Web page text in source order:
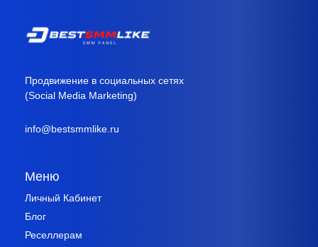
Продвижение в социальных сетях
(Social Media Marketing)
info@bestsmmlike.ru
Меню
Личный Кабинет
Блог
Реселлерам